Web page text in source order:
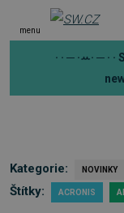
menu
· · ─ ·ꕀ· ─ · ·
Kategorie: NOVINKY
Štítky: ACRONIS